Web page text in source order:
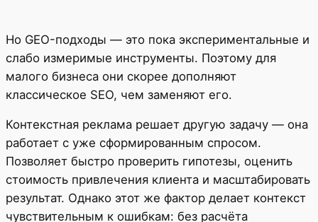
Но GEO-подходы — это пока экспериментальные и
слабо измеримые инструменты. Поэтому для
малого бизнеса они скорее дополняют
классическое SEO, чем заменяют его.
Контекстная реклама решает другую задачу — она
работает с уже сформированным спросом.
Позволяет быстро проверить гипотезы, оценить
стоимость привлечения клиента и масштабировать
результат. Однако этот же фактор делает контекст
чувствительным к ошибкам: без расчёта